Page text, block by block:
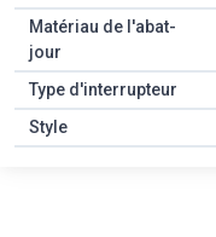
Matériau de l'abat-
jour
Type d'interrupteur
Style